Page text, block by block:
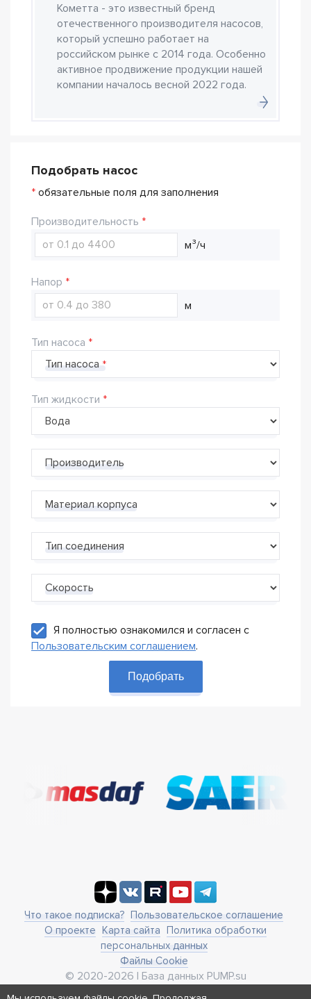
Кометта - это известный бренд
отечественного производителя насосов,
который успешно работает на
российском рынке с 2014 года. Особенно
активное продвижение продукции нашей
компании началось весной 2022 года.
Подобрать насос
* обязательные поля для заполнения
Производительность
м³/ч
Напор
м
Тип насоса
Тип насоса
Тип жидкости
Производитель
Материал корпуса
Тип соединения
Скорость
Я полностью ознакомился и согласен с
Пользовательским соглашением.
Подобрать
Что такое подписка? Пользовательское соглашение
О проекте Карта сайта Политика обработки
персональных данных
Файлы Cookie
© 2020-2026 | База данных PUMP.su
business@pump.su